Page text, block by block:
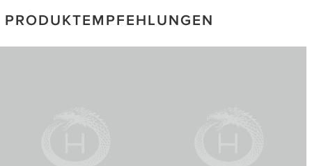
PRODUKTEMPFEHLUNGEN